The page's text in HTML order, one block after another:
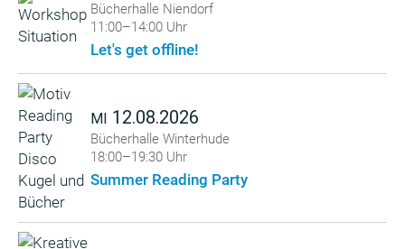
Bücherhalle Niendorf
11:00–14:00 Uhr
Let's get offline!
MI 12.08.2026
Bücherhalle Winterhude
18:00–19:30 Uhr
Summer Reading Party